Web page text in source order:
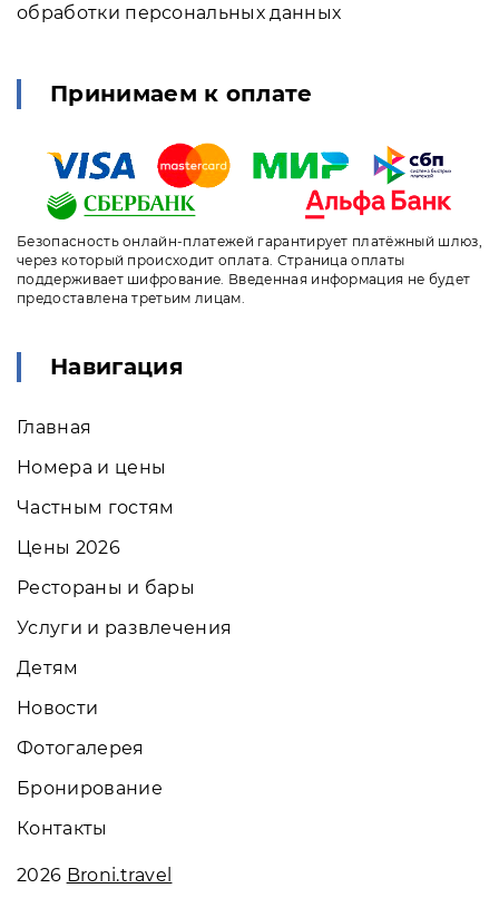
обработки персональных данных
Принимаем к оплате
Безопасность онлайн-платежей гарантирует платёжный шлюз,
через который происходит оплата. Страница оплаты
поддерживает шифрование. Введенная информация не будет
предоставлена третьим лицам.
Навигация
Главная
Номера и цены
Частным гостям
Цены 2026
Рестораны и бары
Услуги и развлечения
Детям
Новости
Фотогалерея
Бронирование
Контакты
2026 Broni.travel